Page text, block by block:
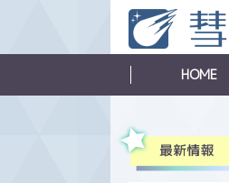
HOME